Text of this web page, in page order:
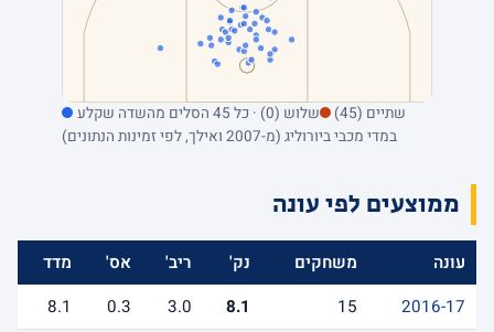
שתיים (45)
שלוש (0) · כל 45 הסלים מהשדה שקלע
במדי מכבי ביורוליג (מ-2007 ואילך, לפי זמינות הנתונים)
ממוצעים לפי עונה
עונה משחקים נק' ריב' אס'
מדד
2016-17
15
8.1
3.0
0.3
8.1